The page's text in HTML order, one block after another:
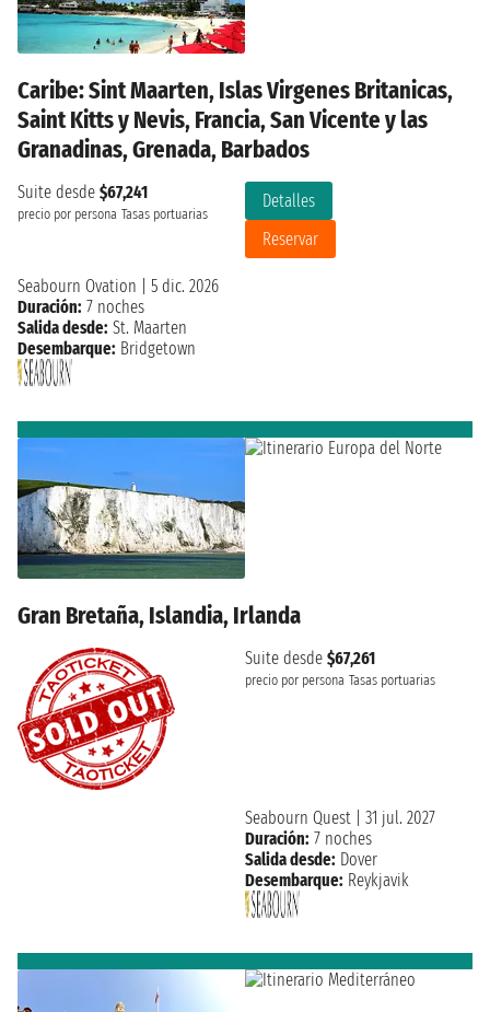
Caribe: Sint Maarten, Islas Virgenes Britanicas,
Saint Kitts y Nevis, Francia, San Vicente y las
Granadinas, Grenada, Barbados
Suite desde $67,241
precio por persona Tasas portuarias
Detalles
Reservar
Seabourn Ovation
5 dic. 2026
Duración: 7 noches
Salida desde: St. Maarten
Desembarque: Bridgetown
Gran Bretaña, Islandia, Irlanda
Suite desde $67,261
precio por persona Tasas portuarias
Seabourn Quest
31 jul. 2027
Duración: 7 noches
Salida desde: Dover
Desembarque: Reykjavik